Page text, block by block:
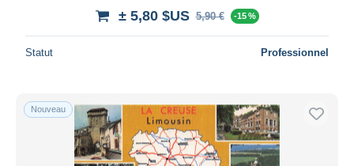
± 5,80 $US 5,90 € -15 %
Statut Professionnel
Nouveau